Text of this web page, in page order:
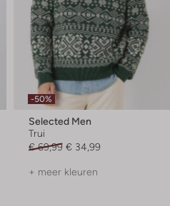
-50%
Selected Men
Trui
€ 69,99 € 34,99
+ meer kleuren